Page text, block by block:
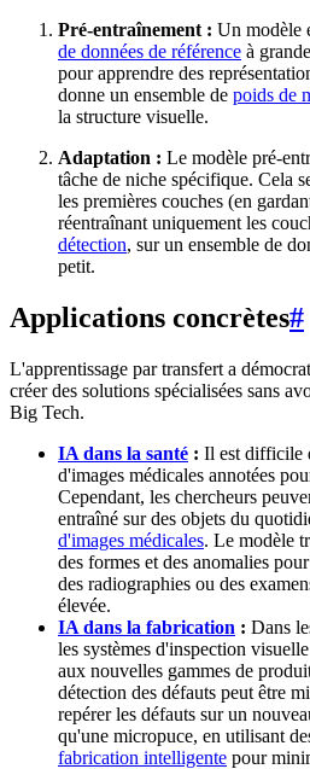
Pré-entraînement : Un modèle
de données de référence à
pour apprendre des
donne un ensemble de poids de
la structure visuelle.
Adaptation : Le modèle pré-
tâche de niche spécifique. Cela
les premières couches (en
réentraînant uniquement les
détection, sur un ensemble de
petit.
Applications concrètes#
L'apprentissage par transfert a
créer des solutions spécialisées sans
Big Tech.
IA dans la santé : Il est difficile
d'images médicales annotées
Cependant, les chercheurs
entraîné sur des objets du
d'images médicales. Le modèle
des formes et des anomalies
des radiographies ou des
élevée.
IA dans la fabrication : Dans
les systèmes d'inspection
aux nouvelles gammes de
détection des défauts peut être
repérer les défauts sur un
qu'une micropuce, en utilisant
fabrication intelligente pour